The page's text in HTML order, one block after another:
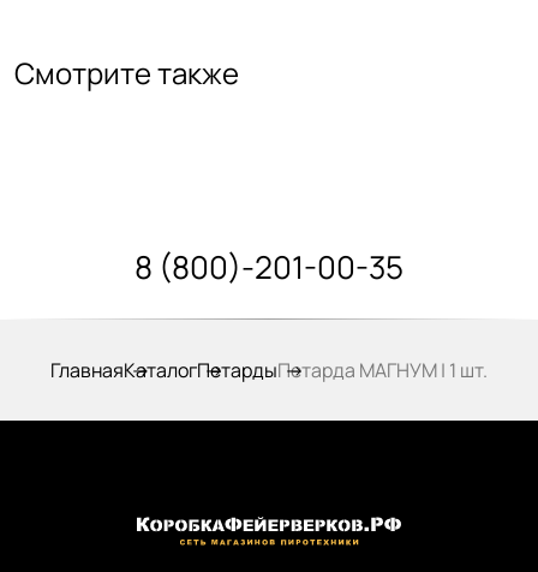
Смотрите также
8 (800)-201-00-35
ГлавнаяКаталогПетардыПетарда МАГНУМ | 1 шт.